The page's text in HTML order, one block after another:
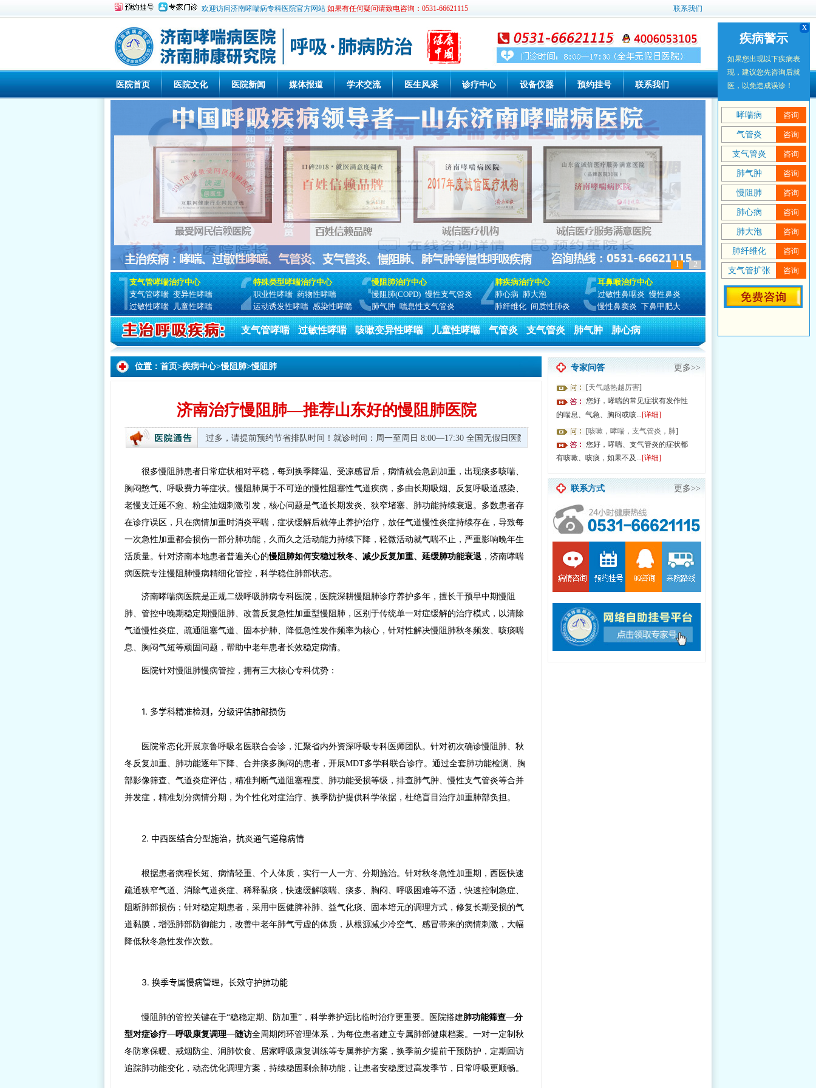
欢迎访问济南哮喘病专科医院官方网站 如果有任何疑问请致电咨询：0531-66621115 联系我们
医院首页 医院文化 医院新闻 媒体报道 学术交流 医生风采 诊疗中心 设备仪器 预约挂号 联系我们
1
2
支气管哮喘治疗中心
支气管哮喘 变异性哮喘
过敏性哮喘 儿童性哮喘
特殊类型哮喘治疗中心
职业性哮喘 药物性哮喘
运动诱发性哮喘 感染性哮喘
慢阻肺治疗中心
慢阻肺(COPD) 慢性支气管炎
肺气肿 喘息性支气管炎
肺疾病治疗中心
肺心病 肺大泡
肺纤维化 间质性肺炎
耳鼻喉治疗中心
过敏性鼻咽炎 慢性鼻炎
慢性鼻窦炎 下鼻甲肥大
支气管哮喘 过敏性哮喘 咳嗽变异性哮喘 儿童性哮喘 气管炎 支气管炎 肺气肿 肺心病
位置： 首页>疾病中心>慢阻肺>慢阻肺
济南治疗慢阻肺—推荐山东好的慢阻肺医院
至周日 8:00—17:30 全国无假日医院 由于就诊人数过多，请提前预约节省排队时间！就诊时间：周一至周日 8:00—17:30 全国无假日医院 由于就诊人数过多，请提前预约节省排队时间！
很多慢阻肺患者日常症状相对平稳，每到换季降温、受凉感冒后，病情就会急剧加重，出现痰多咳喘、
胸闷憋气、呼吸费力等症状。慢阻肺属于不可逆的慢性阻塞性气道疾病，多由长期吸烟、反复呼吸道感染、
老慢支迁延不愈、粉尘油烟刺激引发，核心问题是气道长期发炎、狭窄堵塞、肺功能持续衰退。多数患者存
在诊疗误区，只在病情加重时消炎平喘，症状缓解后就停止养护治疗，放任气道慢性炎症持续存在，导致每
一次急性加重都会损伤一部分肺功能，久而久之活动能力持续下降，轻微活动就气喘不止，严重影响晚年生
活质量。针对济南本地患者普遍关心的慢阻肺如何安稳过秋冬、减少反复加重、延缓肺功能衰退 ，济南哮喘
病医院专注慢阻肺慢病精细化管控，科学稳住肺部状态。
济南哮喘病医院是正规二级呼吸肺病专科医院，医院深耕慢阻肺诊疗养护多年，擅长干预早中期慢阻
肺、管控中晚期稳定期慢阻肺、改善反复急性加重型慢阻肺，区别于传统单一对症缓解的治疗模式，以清除
气道慢性炎症、疏通阻塞气道、固本护肺、降低急性发作频率为核心，针对性解决慢阻肺秋冬频发、咳痰喘
息、胸闷气短等顽固问题，帮助中老年患者长效稳定病情。
医院针对慢阻肺慢病管控，拥有三大核心专科优势：
1. 多学科精准检测，分级评估肺部损伤
医院常态化开展京鲁呼吸名医联合会诊，汇聚省内外资深呼吸专科医师团队。针对初次确诊慢阻肺、秋
冬反复加重、肺功能逐年下降、合并痰多胸闷的患者，开展MDT多学科联合诊疗。通过全套肺功能检测、胸
部影像筛查、气道炎症评估，精准判断气道阻塞程度、肺功能受损等级，排查肺气肿、慢性支气管炎等合并
并发症，精准划分病情分期，为个性化对症治疗、换季防护提供科学依据，杜绝盲目治疗加重肺部负担。
2. 中西医结合分型施治，抗炎通气道稳病情
根据患者病程长短、病情轻重、个人体质，实行一人一方、分期施治。针对秋冬急性加重期，西医快速
疏通狭窄气道、消除气道炎症、稀释黏痰，快速缓解咳喘、痰多、胸闷、呼吸困难等不适，快速控制急症、
阻断肺部损伤；针对稳定期患者，采用中医健脾补肺、益气化痰、固本培元的调理方式，修复长期受损的气
道黏膜，增强肺部防御能力，改善中老年肺气亏虚的体质，从根源减少冷空气、感冒带来的病情刺激，大幅
降低秋冬急性发作次数。
3. 换季专属慢病管理，长效守护肺功能
慢阻肺的管控关键在于“稳稳定期、防加重”，科学养护远比临时治疗更重要。医院搭建肺功能筛查—分
型对症诊疗—呼吸康复调理—随访全周期闭环管理体系，为每位患者建立专属肺部健康档案。一对一定制秋
冬防寒保暖、戒烟防尘、润肺饮食、居家呼吸康复训练等专属养护方案，换季前夕提前干预防护，定期回访
追踪肺功能变化，动态优化调理方案，持续稳固剩余肺功能，让患者安稳度过高发季节，日常呼吸更顺畅。
专家问答 更多>>
[天气越热越厉害]
您好，哮喘的常见症状有发作性
的喘息、气急、胸闷或咳... [详细]
[咳嗽，哮喘，支气管炎，肺]
您好，哮喘、支气管炎的症状都
有咳嗽、咳痰，如果不及...[详细]
联系方式 更多>>
疾病警示
如果您出现以下疾病表
现，建议您先咨询后就
医，以免造成误诊！
哮喘病 咨询
气管炎 咨询
支气管炎 咨询
肺气肿 咨询
慢阻肺 咨询
肺心病 咨询
肺大泡 咨询
肺纤维化 咨询
支气管扩张 咨询
x
疾病警示
如果您出现以下疾病表
现，建议您先咨询后就
医，以免造成误诊！
哮喘病 咨询
气管炎 咨询
支气管炎 咨询
肺气肿 咨询
慢阻肺 咨询
肺心病 咨询
肺大泡 咨询
肺纤维化 咨询
支气管扩张 咨询
x